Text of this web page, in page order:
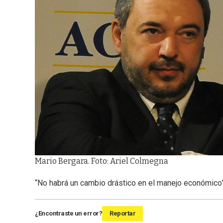
Mario Bergara. Foto: Ariel Colmegna
“No habrá un cambio drástico en el manejo
¿Encontraste un error? Reportar